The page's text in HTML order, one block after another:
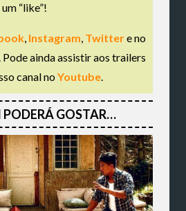
“like”!
, Instagram, Twittere no
Pode ainda assistir aos trailers
canal noYoutube.
GOSTAR…